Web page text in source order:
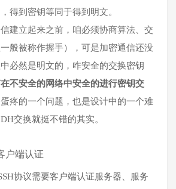
得到密钥等同于得到明文。
建立起来之前，咱必须协商算法、交
般被称作握手），可是加密通信还没
必然是明文的，咋安全的交换密钥
不安全的网络中安全的进行密钥交
蛋疼的一个问题，也是设计中的一个难
交换就挺不错的其实。
户端认证
协议需要客户端认证服务器、服务